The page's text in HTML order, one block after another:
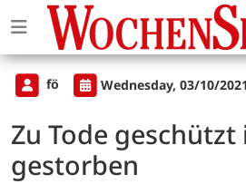
fö Wednesday, 03/10/
Zu Tode geschützt
gestorben